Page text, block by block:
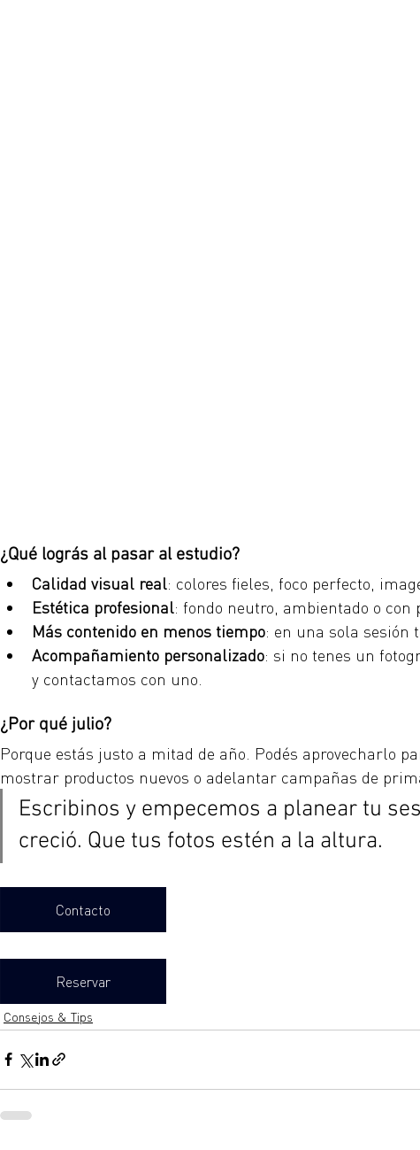
¿Qué lográs al pasar al estudio?
Calidad visual real: colores fieles, foco perfecto,
Estética profesional: fondo neutro, ambientado o con
Más contenido en menos tiempo: en una sola sesión
Acompañamiento personalizado: si no tenes un
y contactamos con uno.
¿Por qué julio?
Porque estás justo a mitad de año. Podés aprovecharlo
mostrar productos nuevos o adelantar campañas de
Escribinos y empecemos a planear tu
creció. Que tus fotos estén a la altura.
Contacto
Reservar
Consejos & Tips